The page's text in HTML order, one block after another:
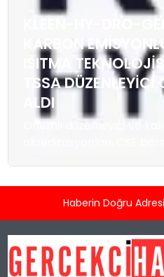
KARBON
ISITMA
TSSA DÜZENLEYICI
ALDI
Sistemlerini üretmek ve
kurumsal sözleşmeler için
TORONTO, KANADA /
Haberin Doğru